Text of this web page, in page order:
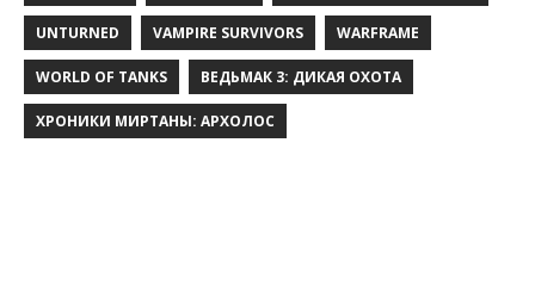
UNTURNED VAMPIRE SURVIVORS WARFRAME
WORLD OF TANKS ВЕДЬМАК 3: ДИКАЯ ОХОТА
ХРОНИКИ МИРТАНЫ: АРХОЛОС